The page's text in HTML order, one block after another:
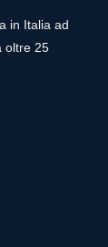
in Italia ad
oltre 25